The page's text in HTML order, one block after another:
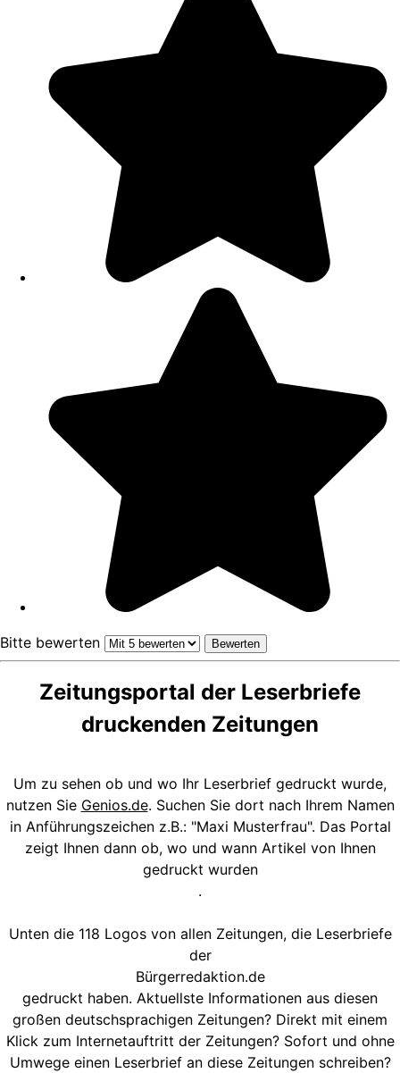
Bitte bewerten
Zeitungsportal der Leserbriefe
druckenden Zeitungen
Um zu sehen ob und wo Ihr Leserbrief gedruckt wurde,
nutzen Sie Genios.de. Suchen Sie dort nach Ihrem Namen
in Anführungszeichen z.B.: "Maxi Musterfrau". Das Portal
zeigt Ihnen dann ob, wo und wann Artikel von Ihnen
gedruckt wurden
.
Unten die 118 Logos von allen Zeitungen, die Leserbriefe
der
Bürgerredaktion.de
gedruckt haben. Aktuellste Informationen aus diesen
großen deutschsprachigen Zeitungen? Direkt mit einem
Klick zum Internetauftritt der Zeitungen? Sofort und ohne
Umwege einen Leserbrief an diese Zeitungen schreiben?